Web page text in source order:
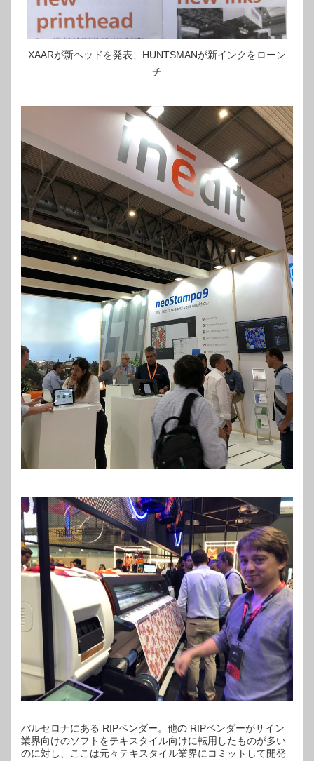
XAARが新ヘッドを発表、HUNTSMANが新インクをローン
チ
バルセロナにある RIPベンダー。他の RIPベンダーがサイン
業界向けのソフトをテキスタイル向けに転用したものが多い
のに対し、ここは元々テキスタイル業界にコミットして開発